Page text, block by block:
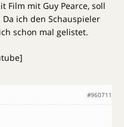
Film mit Guy Pearce, soll
ich den Schauspieler
schon mal gelistet.
#960711